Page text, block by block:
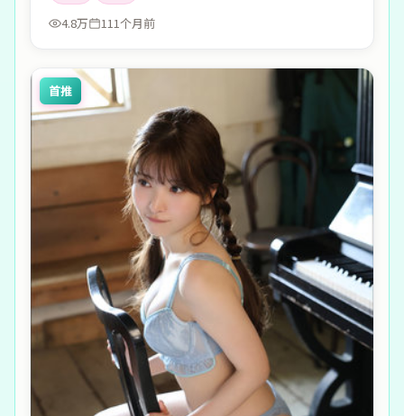
4.8万
111个月前
首推